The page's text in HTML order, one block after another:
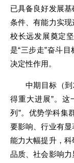
已具备良好发展
条件、有能力实
校长远发展奠定
是“三步走”奋斗
决定性作用。
中期目标（
得重大进展”。这
列”。优势学科集
要影响、行业有
能力大幅提升，
品质、社会影响